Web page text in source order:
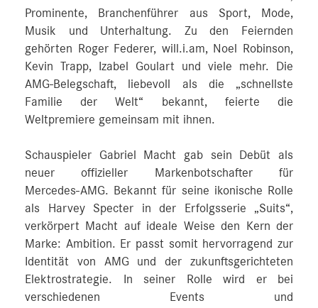
Prominente, Branchenführer aus Sport, Mode,
Musik und Unterhaltung. Zu den Feiernden
gehörten Roger Federer, will.i.am, Noel Robinson,
Kevin Trapp, Izabel Goulart und viele mehr. Die
AMG-Belegschaft, liebevoll als die „schnellste
Familie der Welt“ bekannt, feierte die
Weltpremiere gemeinsam mit ihnen.
Schauspieler Gabriel Macht gab sein Debüt als
neuer offizieller Markenbotschafter für
Mercedes‑AMG. Bekannt für seine ikonische Rolle
als Harvey Specter in der Erfolgsserie „Suits“,
verkörpert Macht auf ideale Weise den Kern der
Marke: Ambition. Er passt somit hervorragend zur
Identität von AMG und der zukunftsgerichteten
Elektrostrategie. In seiner Rolle wird er bei
verschiedenen Events und